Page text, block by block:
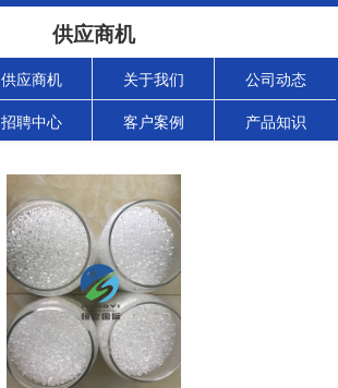
供应商机
供应商机 关于我们 公司动态
招聘中心 客户案例 产品知识